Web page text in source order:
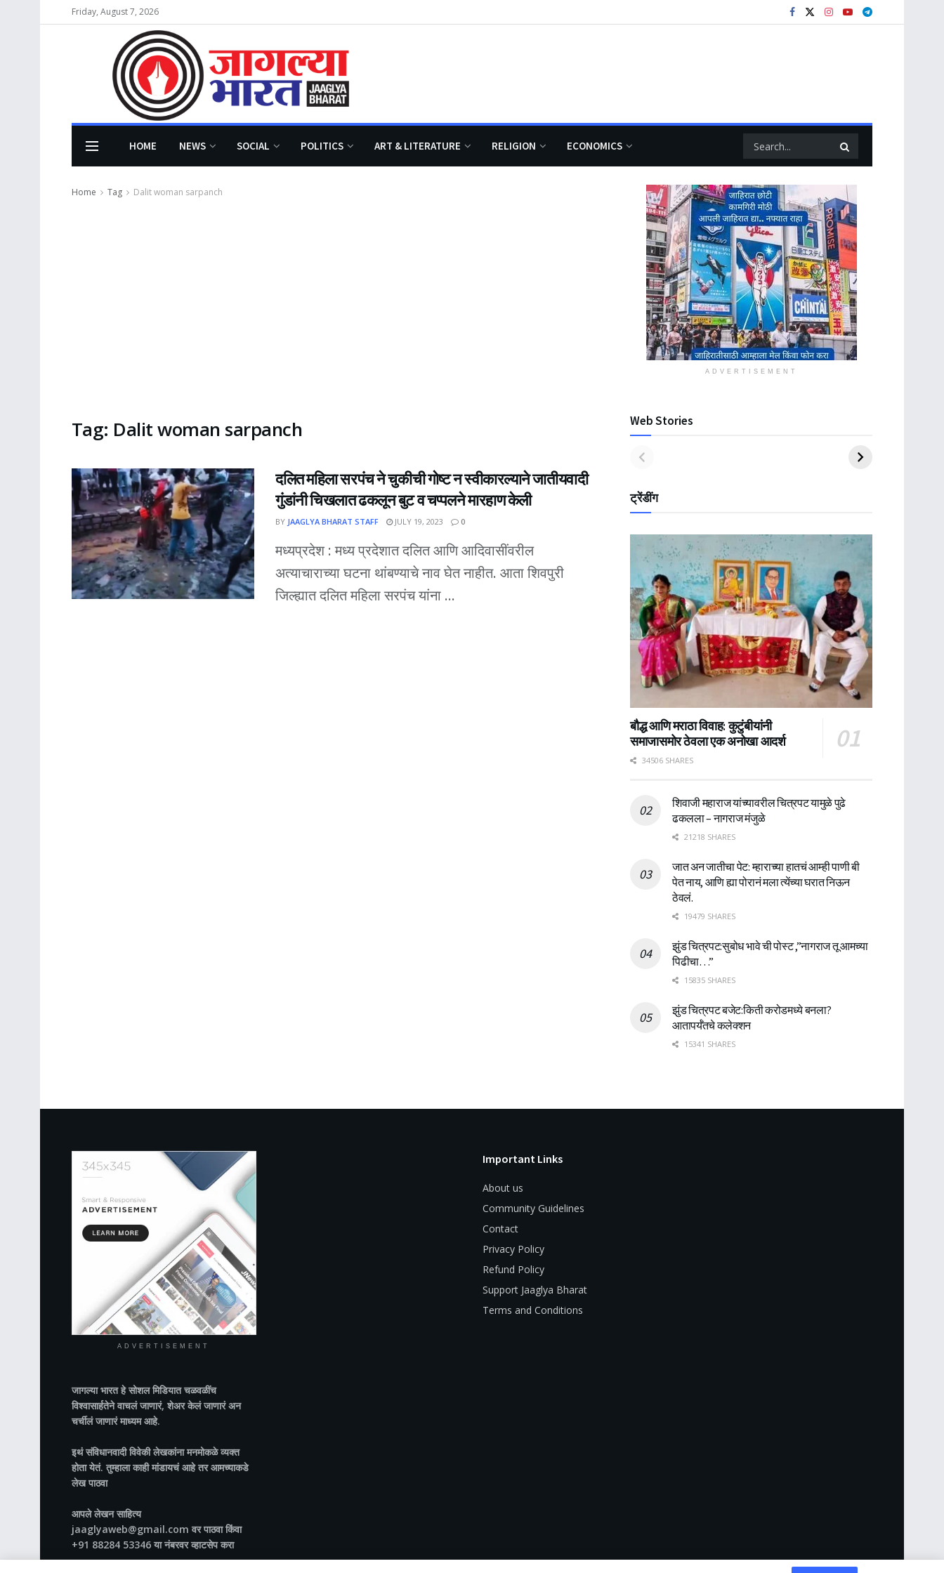
Friday, August 7, 2026
HOME NEWS SOCIAL POLITICS ART & LITERATURE RELIGION ECONOMICS
Home Tag Dalit woman sarpanch
Tag: Dalit woman sarpanch
दलित महिला सरपंच ने चुकीची गोष्ट न स्वीकारल्याने जातीयवादी
गुंडांनी चिखलात ढकलून बुट व चप्पलने मारहाण केली
BY JAAGLYA BHARAT STAFF JULY 19, 2023 0
मध्यप्रदेश : मध्य प्रदेशात दलित आणि आदिवासींवरील
अत्याचाराच्या घटना थांबण्याचे नाव घेत नाहीत. आता शिवपुरी
जिल्ह्यात दलित महिला सरपंच यांना ...
ADVERTISEMENT
Web Stories
ट्रेंडींग
बौद्ध आणि मराठा विवाह: कुटुंबीयांनी
समाजासमोर ठेवला एक अनोखा आदर्श
34506 SHARES
शिवाजी महाराज यांच्यावरील चित्रपट यामुळे पुढे
ढकलला – नागराज मंजुळे
21218 SHARES
जात अन जातीचा पेट: म्हाराच्या हातचं आम्ही पाणी बी
पेत नाय, आणि ह्या पोरानं मला त्येंच्या घरात निऊन
ठेवलं.
19479 SHARES
झुंड चित्रपट:सुबोध भावे ची पोस्ट ,”नागराज तू आमच्या
पिढीचा…”
15835 SHARES
झुंड चित्रपट बजेट:किती करोडमध्ये बनला?
आतापर्यँतचे कलेक्शन
15341 SHARES
ADVERTISEMENT
जागल्या भारतहे सोशल मिडियात चळवळींच
विश्वासार्हतेने वाचलं जाणारं, शेअर केलं जाणारं अन
चर्चीलं जाणारं माध्यम आहे.
इथं संविधानवादी विवेकी लेखकांना मनमोकळे व्यक्त
होता येतं. तुम्हाला काही मांडायचं आहे तर आमच्याकडे
लेख पाठवा
आपले लेखन साहित्य
jaaglyaweb@gmail.com वर पाठवा किंवा
+91 88284 53346 या नंबरवर व्हाटसेप करा
Important Links
About us
Community Guidelines
Contact
Privacy Policy
Refund Policy
Support Jaaglya Bharat
Terms and Conditions